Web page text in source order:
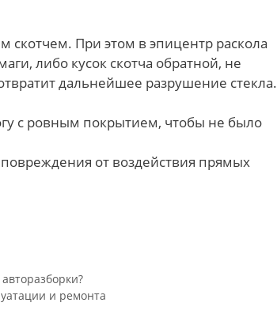
При этом в эпицентр раскола
либо кусок скотча обратной, не
дальнейшее разрушение стекла.
с ровным покрытием, чтобы не было
от воздействия прямых
и ремонта